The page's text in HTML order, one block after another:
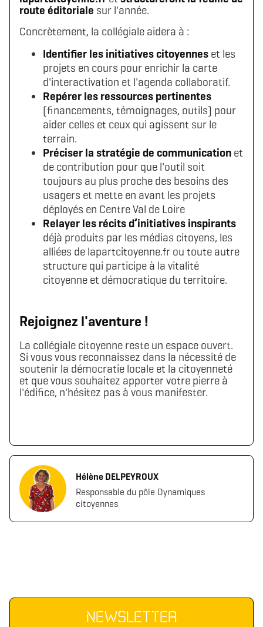
Télécharger le logo
(format .svg)
Télécharger le dossier d'identité complet
(format .zip)
route éditoriale sur l'année.
Concrètement, la collégiale aidera à :
Identifier les initiatives citoyennes et les
projets en cours pour enrichir la carte
d'interactivation et l'agenda collaboratif.
Repérer les ressources pertinentes
(financements, témoignages, outils) pour
aider celles et ceux qui agissent sur le
terrain.
Préciser la stratégie de communication et
de contribution pour que l'outil soit
toujours au plus proche des besoins des
usagers et mette en avant les projets
déployés en Centre Val de Loire
Relayer les récits d’initiatives inspirants
déjà produits par les médias citoyens, les
alliées de lapartcitoyenne.fr ou toute autre
structure qui participe à la vitalité
citoyenne et démocratique du territoire.
Rejoignez l'aventure !
La collégiale citoyenne reste un espace ouvert.
Si vous vous reconnaissez dans la nécessité de
soutenir la démocratie locale et la citoyenneté
et que vous souhaitez apporter votre pierre à
l'édifice, n'hésitez pas à vous manifester.
Hélène DELPEYROUX
Responsable du pôle Dynamiques
citoyennes
NEWSLETTER